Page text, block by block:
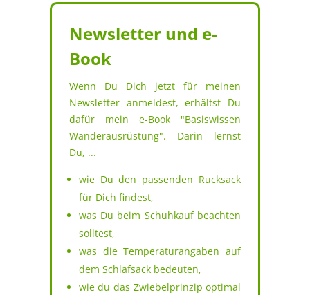
Newsletter und e-
Book
Wenn Du Dich jetzt für meinen
Newsletter anmeldest, erhältst Du
dafür mein e-Book "Basiswissen
Wanderausrüstung". Darin lernst
Du, ...
wie Du den passenden Rucksack
für Dich findest,
was Du beim Schuhkauf beachten
solltest,
was die Temperaturangaben auf
dem Schlafsack bedeuten,
wie du das Zwiebelprinzip optimal